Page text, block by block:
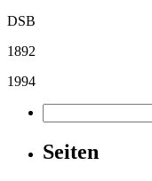
DSB
1892
1994
nach:
Seiten